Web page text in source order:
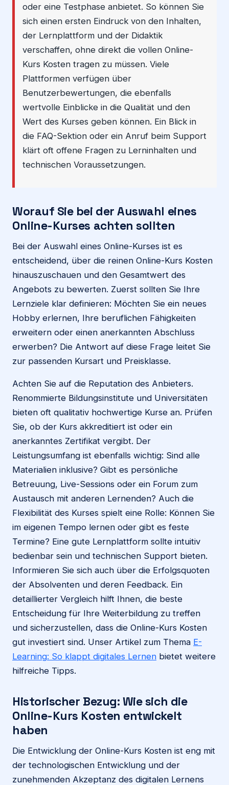
oder eine Testphase anbietet. So können Sie
sich einen ersten Eindruck von den Inhalten,
der Lernplattform und der Didaktik
verschaffen, ohne direkt die vollen Online-
Kurs Kosten tragen zu müssen. Viele
Plattformen verfügen über
Benutzerbewertungen, die ebenfalls
wertvolle Einblicke in die Qualität und den
Wert des Kurses geben können. Ein Blick in
die FAQ-Sektion oder ein Anruf beim Support
klärt oft offene Fragen zu Lerninhalten und
technischen Voraussetzungen.
Worauf Sie bei der Auswahl eines
Online-Kurses achten sollten
Bei der Auswahl eines Online-Kurses ist es
entscheidend, über die reinen Online-Kurs Kosten
hinauszuschauen und den Gesamtwert des
Angebots zu bewerten. Zuerst sollten Sie Ihre
Lernziele klar definieren: Möchten Sie ein neues
Hobby erlernen, Ihre beruflichen Fähigkeiten
erweitern oder einen anerkannten Abschluss
erwerben? Die Antwort auf diese Frage leitet Sie
zur passenden Kursart und Preisklasse.
Achten Sie auf die Reputation des Anbieters.
Renommierte Bildungsinstitute und Universitäten
bieten oft qualitativ hochwertige Kurse an. Prüfen
Sie, ob der Kurs akkreditiert ist oder ein
anerkanntes Zertifikat vergibt. Der
Leistungsumfang ist ebenfalls wichtig: Sind alle
Materialien inklusive? Gibt es persönliche
Betreuung, Live-Sessions oder ein Forum zum
Austausch mit anderen Lernenden? Auch die
Flexibilität des Kurses spielt eine Rolle: Können Sie
im eigenen Tempo lernen oder gibt es feste
Termine? Eine gute Lernplattform sollte intuitiv
bedienbar sein und technischen Support bieten.
Informieren Sie sich auch über die Erfolgsquoten
der Absolventen und deren Feedback. Ein
detaillierter Vergleich hilft Ihnen, die beste
Entscheidung für Ihre Weiterbildung zu treffen
und sicherzustellen, dass die Online-Kurs Kosten
gut investiert sind. Unser Artikel zum Thema E-
Learning: So klappt digitales Lernen bietet weitere
hilfreiche Tipps.
Historischer Bezug: Wie sich die
Online-Kurs Kosten entwickelt
haben
Die Entwicklung der Online-Kurs Kosten ist eng mit
der technologischen Entwicklung und der
zunehmenden Akzeptanz des digitalen Lernens